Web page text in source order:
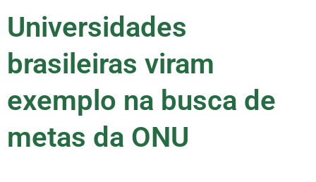
Universidades
brasileiras viram
exemplo na busca de
metas da ONU